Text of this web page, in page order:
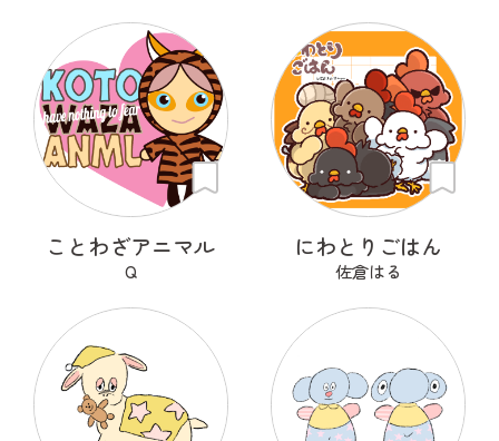
ことわざアニマル
Q
にわとりごはん
佐倉はる